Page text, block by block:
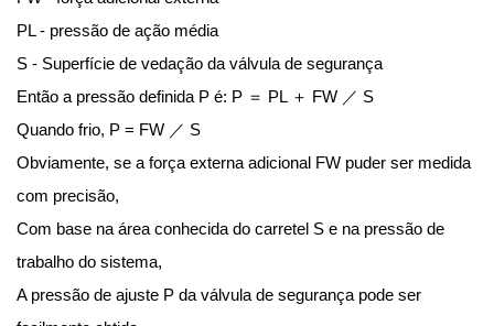
PL - pressão de ação média
S - Superfície de vedação da válvula de segurança
Então a pressão definida P é: P ＝ PL ＋ FW ／ S
Quando frio, P = FW ／ S
Obviamente, se a força externa adicional FW puder ser medida
com precisão,
Com base na área conhecida do carretel S e na pressão de
trabalho do sistema,
A pressão de ajuste P da válvula de segurança pode ser